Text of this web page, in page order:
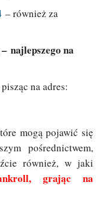
– również za
najlepszego na
na adres:
mogą pojawić się
pośrednictwem,
również, w jaki
grając na